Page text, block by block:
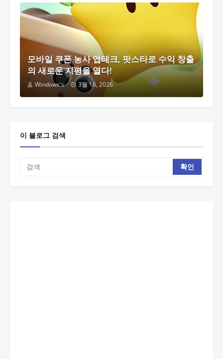
모바일 쿠폰 농사 앱테크, 팟스타로 수익 창출
의 새로운 지평을 열다!
Windows's 3월 16, 2026
이 블로그 검색